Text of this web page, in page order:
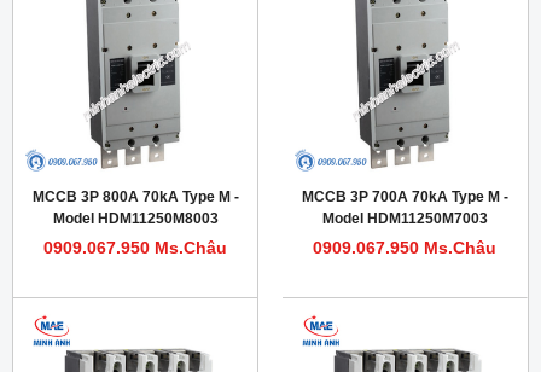
MCCB 3P 800A 70kA Type M -
Model HDM11250M8003
0909.067.950 Ms.Châu
MCCB 3P 700A 70kA Type M -
Model HDM11250M7003
0909.067.950 Ms.Châu